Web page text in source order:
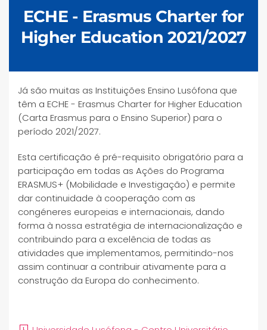
ECHE - Erasmus Charter for
Higher Education 2021/2027
Já são muitas as Instituições Ensino Lusófona que
têm a ECHE - Erasmus Charter for Higher Education
(Carta Erasmus para o Ensino Superior) para o
período 2021/2027.
Esta certificação é pré-requisito obrigatório para a
participação em todas as Ações do Programa
ERASMUS+ (Mobilidade e Investigação) e permite
dar continuidade à cooperação com as
congéneres europeias e internacionais, dando
forma à nossa estratégia de internacionalização e
contribuindo para a excelência de todas as
atividades que implementamos, permitindo-nos
assim continuar a contribuir ativamente para a
construção da Europa do conhecimento.